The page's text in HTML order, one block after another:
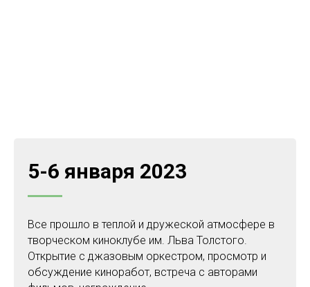
5-6 января 2023
Все прошло в теплой и дружеской атмосфере в
творческом киноклубе им. Льва Толстого.
Открытие с джазовым оркестром, просмотр и
обсуждение киноработ, встреча с авторами